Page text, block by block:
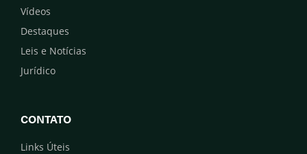
Vídeos
Destaques
Leis e Notícias
Jurídico
CONTATO
Links Úteis